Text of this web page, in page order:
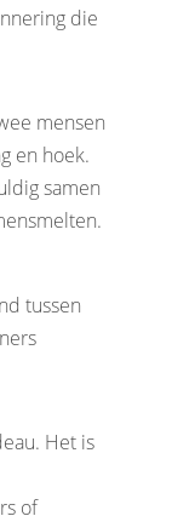
die
mensen
en hoek.
samen
tussen
Het is
of